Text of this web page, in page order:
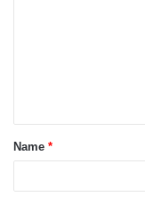
t
*
Name *